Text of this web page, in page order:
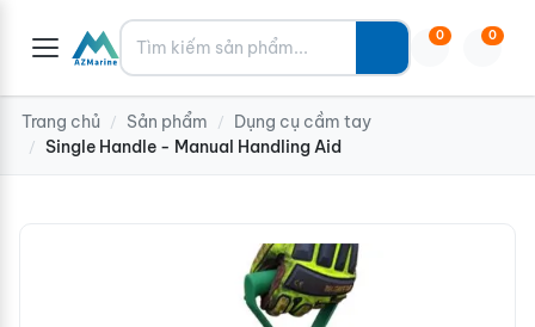
Tìm kiếm 0 0
Trang chủ / Sản phẩm / Dụng cụ cầm tay
/ Single Handle - Manual Handling Aid